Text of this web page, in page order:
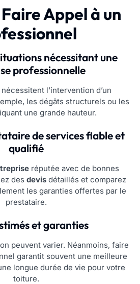
Appel à un
nécessitant une
professionnelle
l’intervention d’un
les dégâts structurels ou les
une grande hauteur.
de services fiable et
qualifié
réputée avec de bonnes
des devis détaillés et comparez
les garanties offertes par le
prestataire.
et garanties
peuvent varier. Néanmoins, faire
garantit souvent une meilleure
longue durée de vie pour votre
toiture.